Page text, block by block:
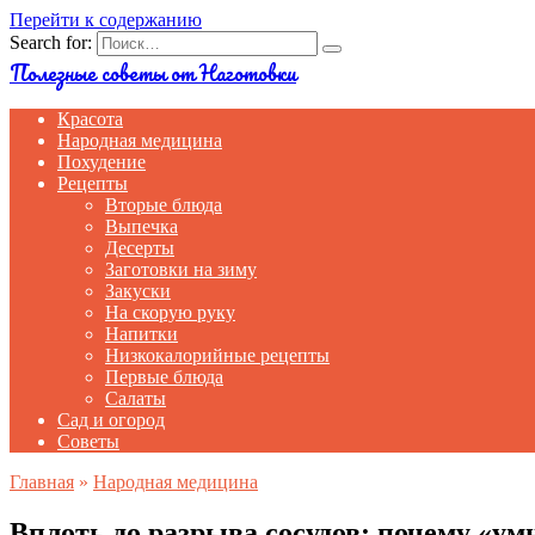
Перейти к содержанию
Search for:
Полезные советы от Наготовки
Красота
Народная медицина
Похудение
Рецепты
Вторые блюда
Выпечка
Десерты
Заготовки на зиму
Закуски
На скорую руку
Напитки
Низкокалорийные рецепты
Первые блюда
Салаты
Сад и огород
Советы
Главная » Народная медицина